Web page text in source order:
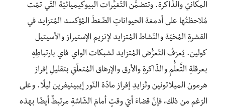
المكانيّ والذّاكرة. وتتضمَّن التّغيُّرات البيوكيميائيّة التّي تمّت
مُلاحظتُها على أدمغة الحيواناتِ الضّغطَ المُؤكسد المُتزايد في
القشرةِ المُخيّة والنّشاط المُتزايد لإنزيم الإستيراز والأسيتيل
كولين. يُعرَفُ التّعرُّض المُتزايد لشبكات الواي-فاي بارتباطِهِ
بعرقلةِ التَّعلُّمِ والذّاكرةِ والأرق والإرهاق المُتعلّقِ بتقليلِ إفراز
هرمون الميلاتونين وتَزايدِ إفراز مادّة النّور إيبينيفرين ليلًا. وعلى
الرّغم من ذلك، فإنّ قضاءَ أيّ وقتٍ أمامَ الشّاشةِ مرتبطٌ أيضًا بهذه